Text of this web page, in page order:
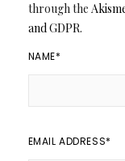
through the
and GDPR.
NAME*
EMAIL ADDRESS*